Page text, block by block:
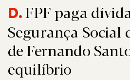
D.FPF paga
Segurança Social
de Fernando
equilíbrio